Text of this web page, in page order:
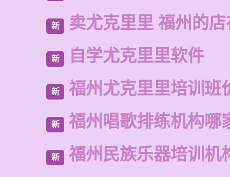
新 卖尤克里里 福州的
新 自学尤克里里软件
新 福州尤克里里培训班
新 福州唱歌排练机构哪
新 福州民族乐器培训机